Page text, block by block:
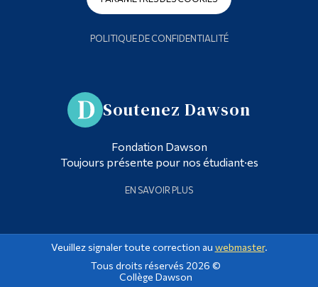
POLITIQUE DE CONFIDENTIALITÉ
Soutenez Dawson
Fondation Dawson
Toujours présente pour nos étudiant·es
EN SAVOIR PLUS
Veuillez signaler toute correction au webmaster.
Tous droits réservés 2026 ©
Collège Dawson